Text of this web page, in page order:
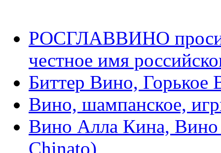
РОСГЛАВВИНО
честное имя
Биттер Вино,
Вино, шампанское,
Вино Алла Кина,
Chinato)